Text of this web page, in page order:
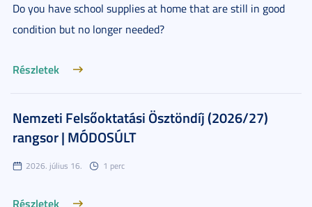
Do you have school supplies at home that are still in good
condition but no longer needed?
Részletek
Nemzeti Felsőoktatási Ösztöndíj (2026/27)
rangsor | MÓDOSÚLT
2026. július 16. 1 perc
Részletek